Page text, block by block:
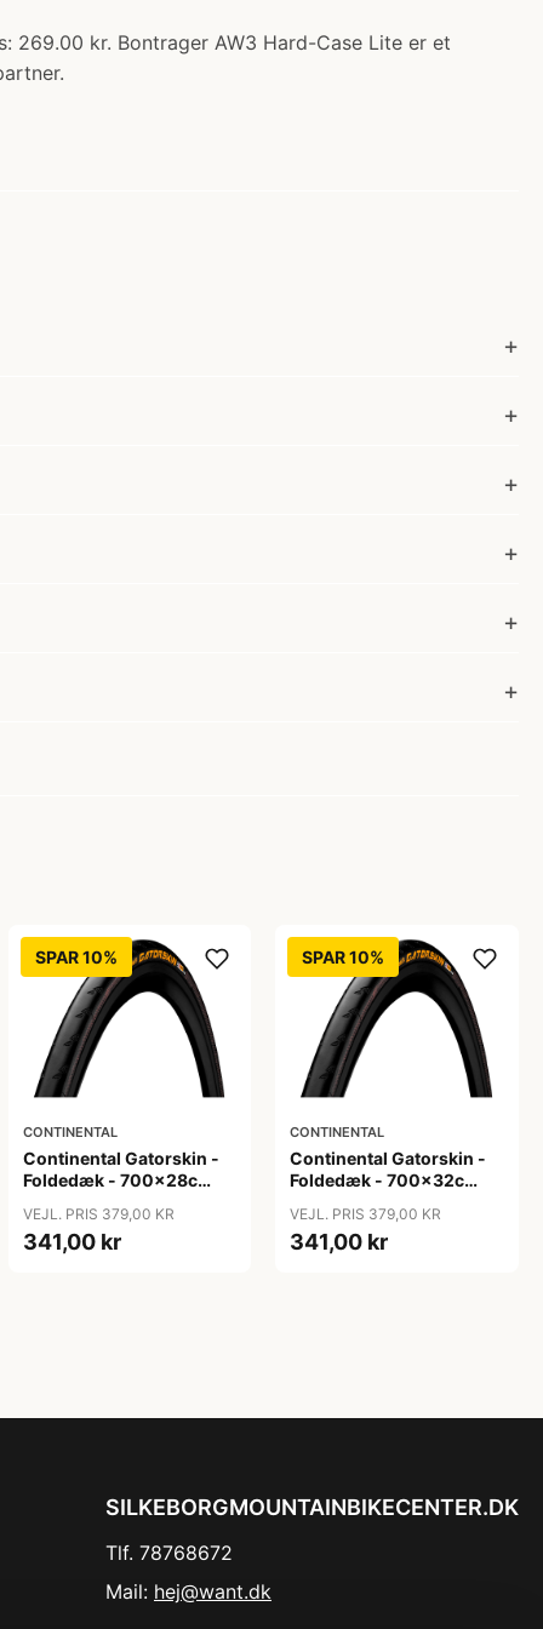
kr. Bontrager AW3 Hard-Case Lite er et
SPAR 10%
CONTINENTAL
Continental Gatorskin -
Foldedæk - 700x28c
VEJL. PRIS 379,00 KR
341,00 kr
SPAR 10%
CONTINENTAL
Continental Gatorskin -
Foldedæk - 700x32c
VEJL. PRIS 379,00 KR
341,00 kr
SILKEBORGMOUNTAINBIKECENTER.DK
Tlf. 78768672
Mail: hej@want.dk